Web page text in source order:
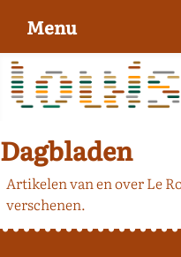
Dagbladen
Artikelen van en over Le
verschenen.
Menu